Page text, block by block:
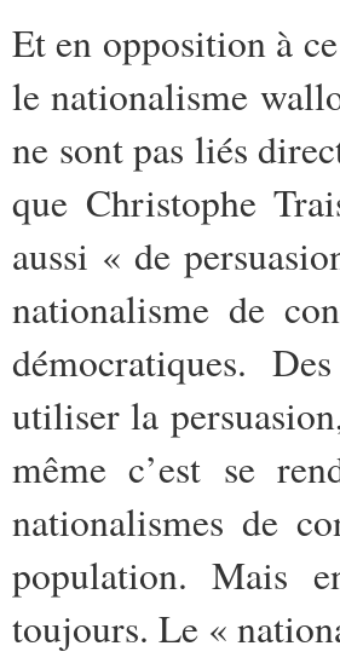
Et en opposition à
le nationalisme
ne sont pas liés
que Christophe
aussi « de
nationalisme de
démocratiques.
utiliser la
même c’est se
nationalismes de
population. Mais
toujours. Le «